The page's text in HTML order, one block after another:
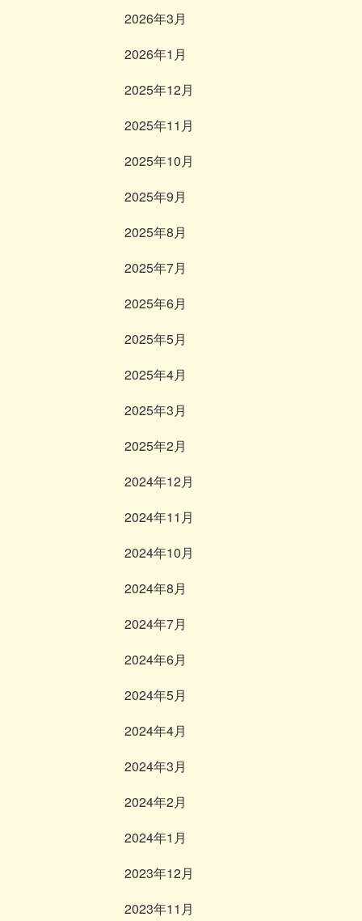
2026年3月
2026年1月
2025年12月
2025年11月
2025年10月
2025年9月
2025年8月
2025年7月
2025年6月
2025年5月
2025年4月
2025年3月
2025年2月
2024年12月
2024年11月
2024年10月
2024年8月
2024年7月
2024年6月
2024年5月
2024年4月
2024年3月
2024年2月
2024年1月
2023年12月
2023年11月